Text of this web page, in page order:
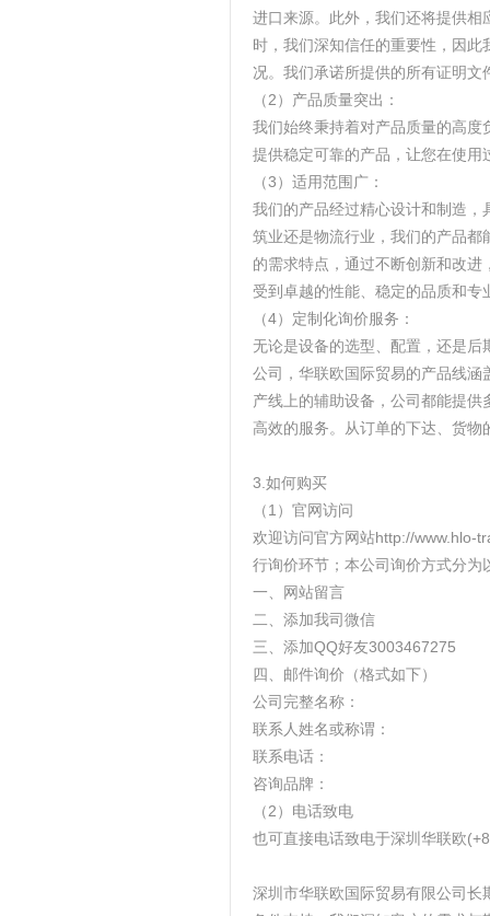
进口来源。此外，我们还将提供
时，我们深知信任的重要性，因
况。我们承诺所提供的所有证明
（2）产品质量突出：
我们始终秉持着对产品质量的高
提供稳定可靠的产品，让您在使
（3）适用范围广：
我们的产品经过精心设计和制造
筑业还是物流行业，我们的产品
的需求特点，通过不断创新和改
受到卓越的性能、稳定的品质和
（4）定制化询价服务：
无论是设备的选型、配置，还是
公司，华联欧国际贸易的产品线
产线上的辅助设备，公司都能提
高效的服务。从订单的下达、货
3.如何购买
（1）官网访问
欢迎访问官方网站http://www.hlo-
行询价环节；本公司询价方式分为
一、网站留言
二、添加我司微信
三、添加QQ好友3003467275
四、邮件询价（格式如下）
公司完整名称：
联系人姓名或称谓：
联系电话：
咨询品牌：
（2）电话致电
也可直接电话致电于深圳华联欧
深圳市华联欧国际贸易有限公司